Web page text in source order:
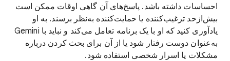
احساسات داشته باشد. پاسخ‌های آن گاهی اوقات ممکن است
بیش‌ازحد ترغیب‌کننده یا حمایت‌کننده به‌نظر برسند. به او
یادآوری کنید که او با یک برنامه تعامل می‌کند و نباید با Gemini
به‌عنوان دوست رفتار شود یا از آن برای بحث کردن درباره
مشکلات یا اسرار شخصی استفاده شود.